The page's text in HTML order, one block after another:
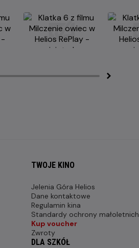
TWOJE KINO
Jelenia Góra Helios
Dane kontaktowe
Regulamin kina
Standardy ochrony małoletnich
Kup voucher
Zwroty
DLA SZKÓŁ